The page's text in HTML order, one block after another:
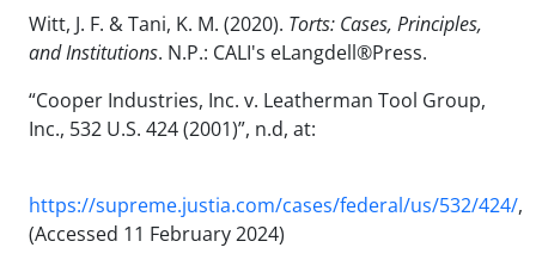
Witt, J. F. & Tani, K. M. (2020). Torts: Cases, Principles,
and Institutions. N.P.: CALI's eLangdell®Press.
“Cooper Industries, Inc. v. Leatherman Tool Group,
Inc., 532 U.S. 424 (2001)”, n.d, at:
https://supreme.justia.com/cases/federal/us/532/424/,
(Accessed 11 February 2024)